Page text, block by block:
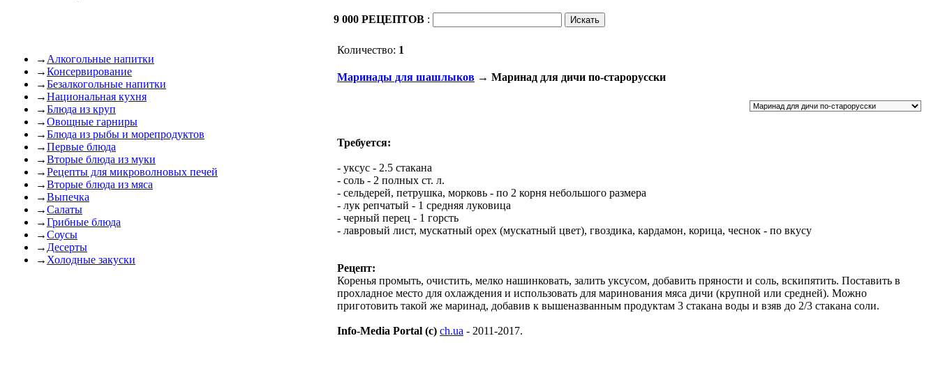
9 000 РЕЦЕПТОВ :
→ Алкогольные напитки
→Консервирование
→Безалкогольные напитки
→Национальная кухня
→Блюда из круп
→Овощные гарниры
→Блюда из рыбы и морепродуктов
→Первые блюда
→Вторые блюда из муки
→Рецепты для микроволновых печей
→Вторые блюда из мяса
→Выпечка
→Салаты
→Грибные блюда
→Соусы
→ Десерты
→ Холодные закуски
Количество: 1
Маринады для шашлыков → Маринад для дичи по-старорусски
Требуется:
- уксус - 2.5 стакана
- соль - 2 полных ст. л.
- сельдерей, петрушка, морковь - по 2 корня небольшого размера
- лук репчатый - 1 средняя луковица
- черный перец - 1 горсть
- лавровый лист, мускатный орех (мускатный цвет), гвоздика, кардамон, корица, чеснок - по вкусу
Рецепт:
Коренья промыть, очистить, мелко нашинковать, залить уксусом, добавить пряности и соль, вскипятить. Поставить в
прохладное место для охлаждения и использовать для маринования мяса дичи (крупной или средней). Можно
приготовить такой же маринад, добавив к вышеназванным продуктам 3 стакана воды и взяв до 2/3 стакана соли.
Info-Media Portal (c) ch.ua - 2011-2017.